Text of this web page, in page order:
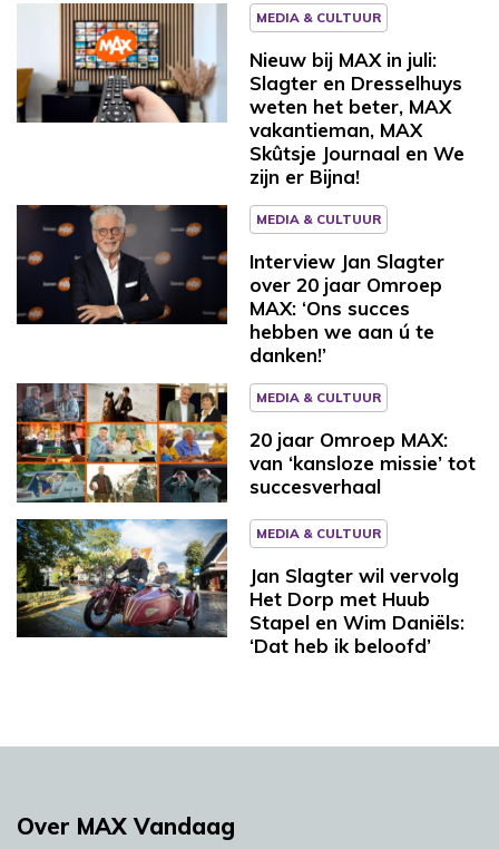
MEDIA & CULTUUR
Nieuw bij MAX in juli:
Slagter en Dresselhuys
weten het beter, MAX
vakantieman, MAX
Skûtsje Journaal en We
zijn er Bijna!
MEDIA & CULTUUR
Interview Jan Slagter
over 20 jaar Omroep
MAX: ‘Ons succes
hebben we aan ú te
danken!’
MEDIA & CULTUUR
20 jaar Omroep MAX:
van ‘kansloze missie’ tot
succesverhaal
MEDIA & CULTUUR
Jan Slagter wil vervolg
Het Dorp met Huub
Stapel en Wim Daniëls:
‘Dat heb ik beloofd’
Over MAX Vandaag